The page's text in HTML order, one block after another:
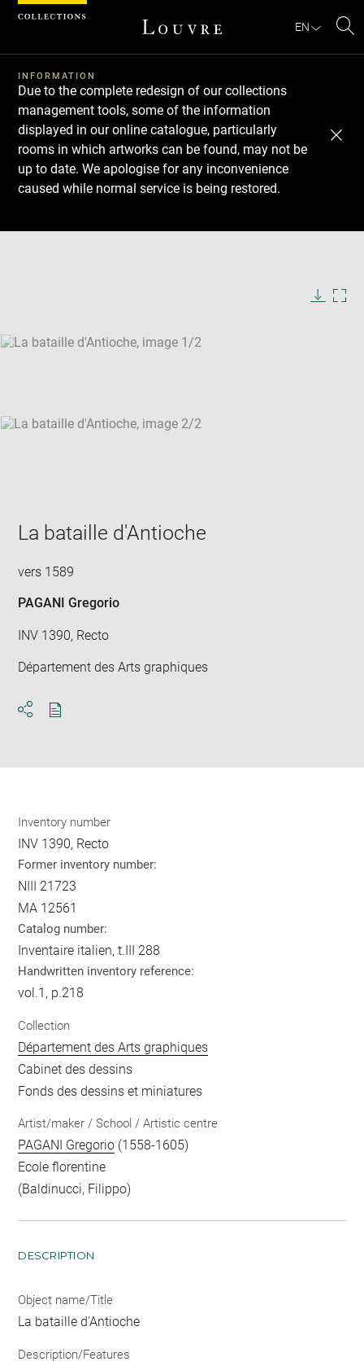
EN
INFORMATION
Due to the complete redesign of our collections
management tools, some of the information
displayed in our online catalogue, particularly
rooms in which artworks can be found, may not be
up to date. We apologise for any inconvenience
caused while normal service is being restored.
SKIP IMAGE CAROUSEL
Download
Next
Previous
La bataille d'Antioche
vers 1589
PAGANI Gregorio
INV 1390, Recto
Département des Arts graphiques
Inventory number
INV 1390, Recto
Former inventory number:
NIII 21723
MA 12561
Catalog number:
Inventaire italien, t.III 288
Handwritten inventory reference:
vol.1, p.218
Collection
Département des Arts graphiques
Cabinet des dessins
Fonds des dessins et miniatures
Artist/maker / School / Artistic centre
PAGANI Gregorio (1558-1605)
Ecole florentine
(Baldinucci, Filippo)
DESCRIPTION
Object name/Title
La bataille d'Antioche
Description/Features
Cookies management panel